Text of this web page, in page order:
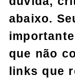
abaixo.
que não
links que